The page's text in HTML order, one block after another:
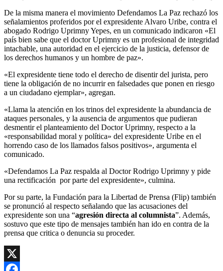
De la misma manera el movimiento Defendamos La Paz rechazó los
señalamientos proferidos por el expresidente Alvaro Uribe, contra el
abogado Rodrigo Uprimny Yepes, en un comunicado indicaron «El
país bien sabe que el doctor Uprimny es un profesional de integridad
intachable, una autoridad en el ejercicio de la justicia, defensor de
los derechos humanos y un hombre de paz».
«El expresidente tiene todo el derecho de disentir del jurista, pero
tiene la obligación de no incurrir en falsedades que ponen en riesgo
a un ciudadano ejemplar», agregan.
«Llama la atención en los trinos del expresidente la abundancia de
ataques personales, y la ausencia de argumentos que pudieran
desmentir el planteamiento del Doctor Uprimny, respecto a la
«responsabilidad moral y política» del expresidente Uribe en el
horrendo caso de los llamados falsos positivos», argumenta el
comunicado.
«Defendamos La Paz respalda al Doctor Rodrigo Uprimny y pide
una rectificación por parte del expresidente», culmina.
Por su parte, la Fundación para la Libertad de Prensa (Flip) también
se pronunció al respecto señalando que las acusaciones del
expresidente son una “agresión directa al columnista”. Además,
sostuvo que este tipo de mensajes también han ido en contra de la
prensa que critica o denuncia su proceder.
X